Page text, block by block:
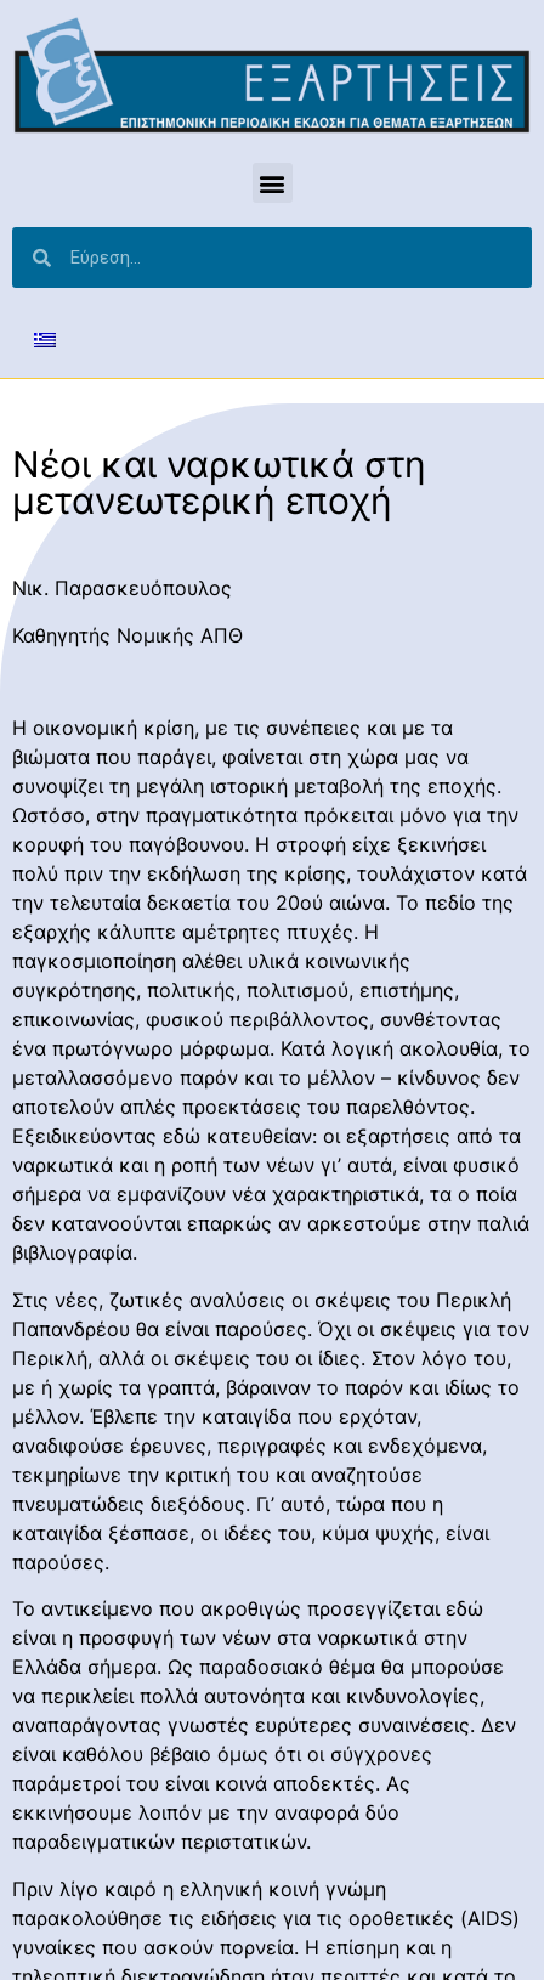
Νέοι και ναρκωτικά στη
μετανεωτερική εποχή
Νικ. Παρασκευόπουλος
Καθηγητής Νομικής ΑΠΘ
Η οικονομική κρίση, με τις συνέπειες και με τα
βιώματα που παράγει, φαίνεται στη χώρα μας να
συνοψίζει τη μεγάλη ιστορική μεταβολή της εποχής.
Ωστόσο, στην πραγματικότητα πρόκειται μόνο για την
κορυφή του παγόβουνου. Η στροφή είχε ξεκινήσει
πολύ πριν την εκδήλωση της κρίσης, τουλάχιστον κατά
την τελευταία δεκαετία του 20ού αιώνα. Το πεδίο της
εξαρχής κάλυπτε αμέτρητες πτυχές. Η
παγκοσμιοποίηση αλέθει υλικά κοινωνικής
συγκρότησης, πολιτικής, πολιτισμού, επιστήμης,
επικοινωνίας, φυσικού περιβάλλοντος, συνθέτοντας
ένα πρωτόγνωρο μόρφωμα. Κατά λογική ακολουθία, το
μεταλλασσόμενο παρόν και το μέλλον – κίνδυνος δεν
αποτελούν απλές προεκτάσεις του παρελθόντος.
Εξειδικεύοντας εδώ κατευθείαν: οι εξαρτήσεις από τα
ναρκωτικά και η ροπή των νέων γι’ αυτά, είναι φυσικό
σήμερα να εμφανίζουν νέα χαρακτηριστικά, τα ο ποία
δεν κατανοούνται επαρκώς αν αρκεστούμε στην παλιά
βιβλιογραφία.
Στις νέες, ζωτικές αναλύσεις οι σκέψεις του Περικλή
Παπανδρέου θα είναι παρούσες. Όχι οι σκέψεις για τον
Περικλή, αλλά οι σκέψεις του οι ίδιες. Στον λόγο του,
με ή χωρίς τα γραπτά, βάραιναν το παρόν και ιδίως το
μέλλον. Έβλεπε την καταιγίδα που ερχόταν,
αναδιφούσε έρευνες, περιγραφές και ενδεχόμενα,
τεκμηρίωνε την κριτική του και αναζητούσε
πνευματώδεις διεξόδους. Γι’ αυτό, τώρα που η
καταιγίδα ξέσπασε, οι ιδέες του, κύμα ψυχής, είναι
παρούσες.
Το αντικείμενο που ακροθιγώς προσεγγίζεται εδώ
είναι η προσφυγή των νέων στα ναρκωτικά στην
Ελλάδα σήμερα. Ως παραδοσιακό θέμα θα μπορούσε
να περικλείει πολλά αυτονόητα και κινδυνολογίες,
αναπαράγοντας γνωστές ευρύτερες συναινέσεις. Δεν
είναι καθόλου βέβαιο όμως ότι οι σύγχρονες
παράμετροί του είναι κοινά αποδεκτές. Ας
εκκινήσουμε λοιπόν με την αναφορά δύο
παραδειγματικών περιστατικών.
Πριν λίγο καιρό η ελληνική κοινή γνώμη
παρακολούθησε τις ειδήσεις για τις οροθετικές (AIDS)
γυναίκες που ασκούν πορνεία. Η επίσημη και η